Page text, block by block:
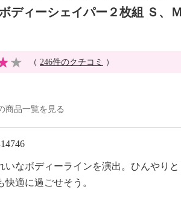
ディーシェイパー２枚組 Ｓ、
（ 246件のクチコミ ）
商品一覧を見る
いなボディーラインを演出。ひんやりと
快適に過ごせそう。